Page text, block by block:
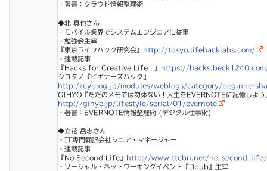
・著書：クラウド情報整理術
◆北 真也さん
・モバイル業界でシステムエンジニアに従事
・勉強会主宰
『東京ライフハック研究会』
http://tokyo.lifehacklabs. com/
・連載記事
『Hacks for Creative Life！』
https://
シゴタノ『ビギナーズハック』
http://cyblog.jp/modules/weblogs/category/beginnersh
GIHYO『ただのメモでは勿体ない！人生をEVERNOTEに記憶しよう
http://gihyo.jp/lifestyle/serial/01/evernote
・著書：EVERNOTE情報整理術 (デジタル仕事術)
◆立花 岳志さん
・IT専門翻訳会社シニア・マネージャー
・連載記事
『No Second Life』
http://www.ttcbn.net/no_second_life/
・ソーシャル・ネットワーキングイベント『Dpub』主宰